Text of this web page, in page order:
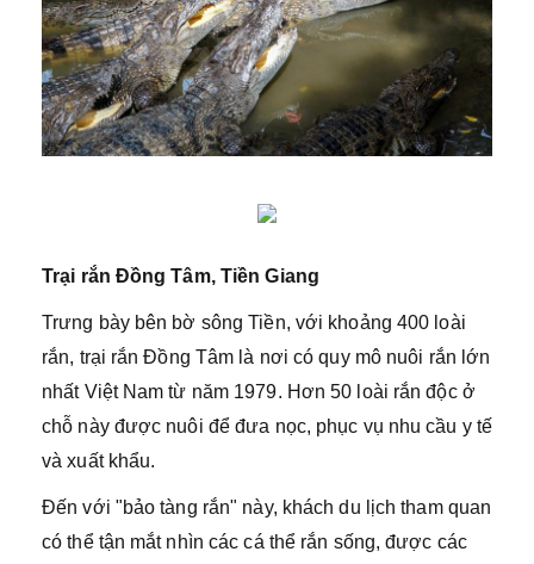
Trại rắn Đồng Tâm, Tiền Giang
Trưng bày bên bờ sông Tiền, với khoảng 400 loài
rắn, trại rắn Đồng Tâm là nơi có quy mô nuôi rắn lớn
nhất Việt Nam từ năm 1979. Hơn 50 loài rắn độc ở
chỗ này được nuôi để đưa nọc, phục vụ nhu cầu y tế
và xuất khẩu.
Đến với "bảo tàng rắn" này, khách du lịch tham quan
có thể tận mắt nhìn các cá thể rắn sống, được các